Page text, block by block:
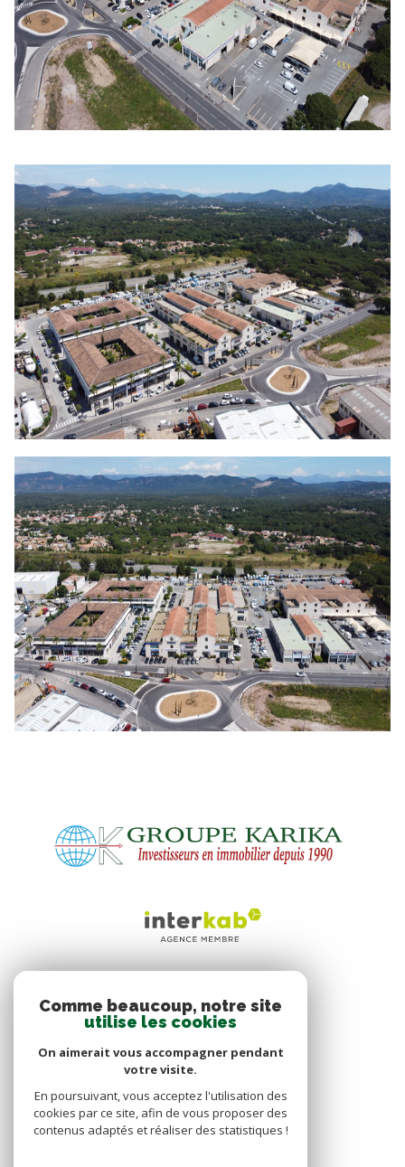
NOS RÉSEAUX
Nous suivre
Comme beaucoup, notre site
utilise les cookies
On aimerait vous accompagner pendant
votre visite.
En poursuivant, vous acceptez l'utilisation des
cookies par ce site, afin de vous proposer des
contenus adaptés et réaliser des statistiques !